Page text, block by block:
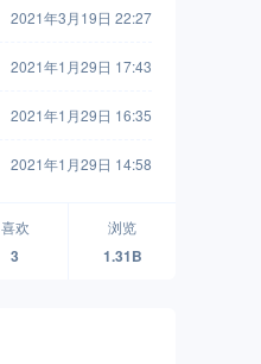
2021年3月19日 22:27
2021年1月29日 17:43
2021年1月29日 16:35
2021年1月29日 14:58
喜欢
3
浏览
1.31B